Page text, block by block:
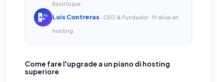
Escrito por
Luis Contreras · CEO & Fundador · 19 años en
hosting
Come fare l'upgrade a un piano di hosting
superiore